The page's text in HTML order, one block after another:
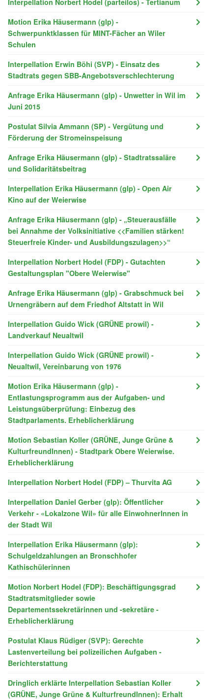
Motion Erika Häusermann (glp) -
Schwerpunktklassen für MINT-Fächer an Wiler
Schulen
Interpellation Erwin Böhi (SVP) - Einsatz des
Stadtrats gegen SBB-Angebotsverschlechterung
Anfrage Erika Häusermann (glp) - Unwetter in Wil im
Juni 2015
Postulat Silvia Ammann (SP) - Vergütung und
Förderung der Stromeinspeisung
Anfrage Erika Häusermann (glp) - Stadtratssaläre
und Solidaritätsbeitrag
Interpellation Erika Häusermann (glp) - Open Air
Kino auf der Weierwise
Anfrage Erika Häusermann (glp) - „Steuerausfälle
bei Annahme der Volksinitiative <<Familien stärken!
Steuerfreie Kinder- und Ausbildungszulagen>>“
Interpellation Norbert Hodel (FDP) - Gutachten
Gestaltungsplan "Obere Weierwise"
Anfrage Erika Häusermann (glp) - Grabschmuck bei
Urnengräbern auf dem Friedhof Altstatt in Wil
Interpellation Guido Wick (GRÜNE prowil) -
Landverkauf Neualtwil
Interpellation Guido Wick (GRÜNE prowil) -
Neualtwil, Vereinbarung von 1976
Motion Erika Häusermann (glp) -
Entlastungsprogramm aus der Aufgaben- und
Leistungsüberprüfung: Einbezug des
Stadtparlaments. Erheblicherklärung
Motion Sebastian Koller (GRÜNE, Junge Grüne &
KulturfreundInnen) - Stadtpark Obere Weierwise.
Erheblicherklärung
Interpellation Norbert Hodel (FDP) – Thurvita AG
Interpellation Daniel Gerber (glp): Öffentlicher
Verkehr - «Lokalzone Wil» für alle EinwohnerInnen in
der Stadt Wil
Interpellation Erika Häusermann (glp):
Schulgeldzahlungen an Bronschhofer
Kathischülerinnen
Motion Norbert Hodel (FDP): Beschäftigungsgrad
Stadtratsmitglieder sowie
Departementssekretärinnen und -sekretäre -
Erheblicherklärung
Postulat Klaus Rüdiger (SVP): Gerechte
Lastenverteilung bei polizeilichen Aufgaben -
Berichterstattung
Dringlich erklärte Interpellation Sebastian Koller
(GRÜNE, Junge Grüne & KulturfreundInnen): Erhalt